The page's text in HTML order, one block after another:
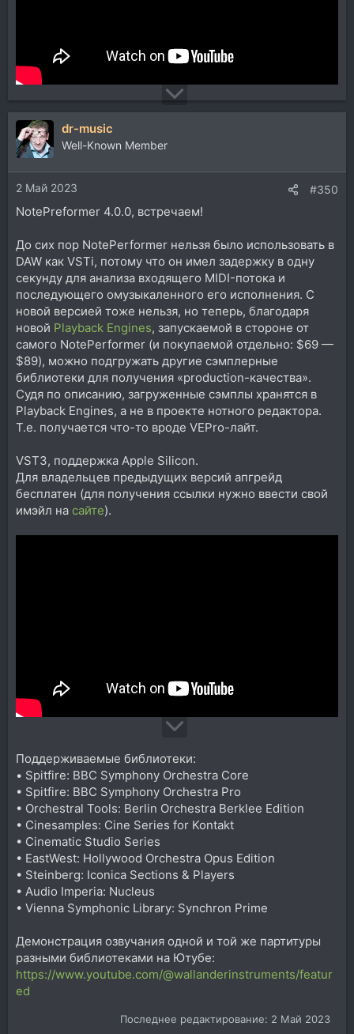
dr-music
Well-Known Member
2 Май 2023 #350
NotePreformer 4.0.0, встречаем!
До сих пор NotePerformer нельзя было использовать в
DAW как VSTi, потому что он имел задержку в одну
секунду для анализа входящего MIDI-потока и
последующего омузыкаленного его исполнения. С
новой версией тоже нельзя, но теперь, благодаря
новой Playback Engines, запускаемой в стороне от
самого NotePerformer (и покупаемой отдельно: $69 —
$89), можно подгружать другие сэмплерные
библиотеки для получения «production-качества».
Судя по описанию, загруженные сэмплы хранятся в
Playback Engines, а не в проекте нотного редактора.
Т.е. получается что-то вроде VEPro-лайт.
VST3, поддержка Apple Silicon.
Для владельцев предыдущих версий апгрейд
бесплатен (для получения ссылки нужно ввести свой
имэйл на сайте).
Поддерживаемые библиотеки:
• Spitfire: BBC Symphony Orchestra Core
• Spitfire: BBC Symphony Orchestra Pro
• Orchestral Tools: Berlin Orchestra Berklee Edition
• Cinesamples: Cine Series for Kontakt
• Cinematic Studio Series
• EastWest: Hollywood Orchestra Opus Edition
• Steinberg: Iconica Sections & Players
• Audio Imperia: Nucleus
• Vienna Symphonic Library: Synchron Prime
Демонстрация озвучания одной и той же партитуры
разными библиотеками на Ютубе:
https://www.youtube.com/@wallanderinstruments/featur
ed
Последнее редактирование: 2 Май 2023